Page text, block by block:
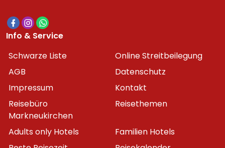
Info & Service
Schwarze Liste
Online Streitbeilegung
AGB
Datenschutz
Impressum
Kontakt
Reisebüro
Markneukirchen
Reisethemen
Adults only Hotels
Familien Hotels